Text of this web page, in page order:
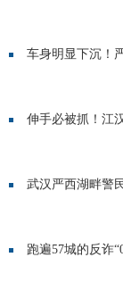
伸手必被抓！江
武汉严西湖畔警
跑遍57城的反诈